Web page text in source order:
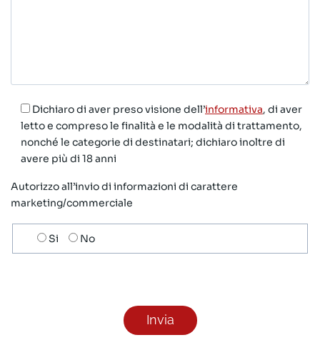
Dichiaro di aver preso visione dell’informativa, di aver
letto e compreso le finalità e le modalità di trattamento,
nonché le categorie di destinatari; dichiaro inoltre di
avere più di 18 anni
Autorizzo all’invio di informazioni di carattere
marketing/commerciale
Scelta
invio
Si No